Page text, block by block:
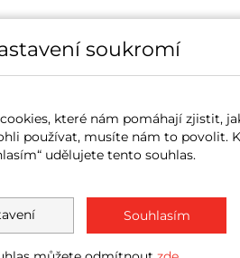
soukromí
které nám pomáhají zjistit,
používat, musíte nám to povolit.
udělujete tento souhlas.
Souhlasím